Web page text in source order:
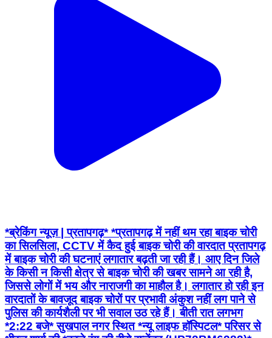
*ब्रेकिंग न्यूज़ | प्रतापगढ़* *प्रतापगढ़ में नहीं थम रहा बाइक चोरी
का सिलसिला, CCTV में कैद हुई बाइक चोरी की वारदात प्रतापगढ़
में बाइक चोरी की घटनाएं लगातार बढ़ती जा रही हैं। आए दिन जिले
के किसी न किसी क्षेत्र से बाइक चोरी की खबर सामने आ रही है,
जिससे लोगों में भय और नाराजगी का माहौल है। लगातार हो रही इन
वारदातों के बावजूद बाइक चोरों पर प्रभावी अंकुश नहीं लग पाने से
पुलिस की कार्यशैली पर भी सवाल उठ रहे हैं। बीती रात लगभग
*2:22 बजे* सुखपाल नगर स्थित *न्यू लाइफ हॉस्पिटल* परिसर से